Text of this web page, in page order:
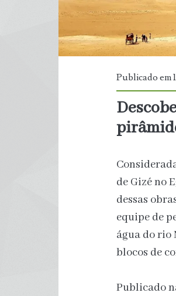
Publicado em
de Gizé no
dessas
equipe de
água do
blocos de
Publicado